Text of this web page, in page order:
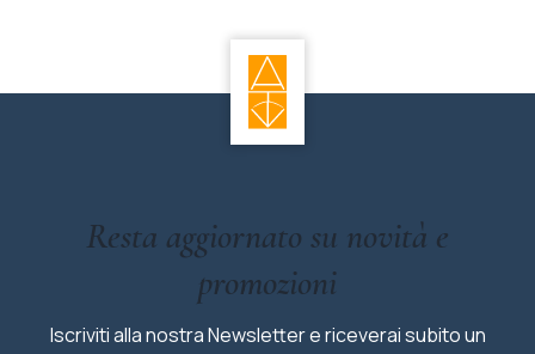
Resta aggiornato su novità e
promozioni
Iscriviti alla nostra Newsletter e riceverai subito un